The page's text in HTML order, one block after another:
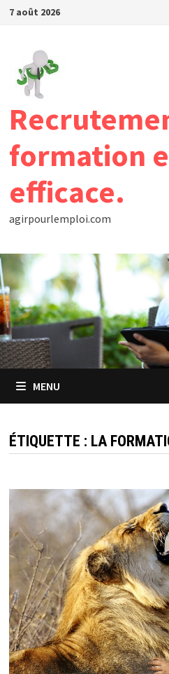
Passer
contenu
7 août 2026
formation
efficace.
agirpourlemploi.com
MENU
ÉTIQUETTE : LA